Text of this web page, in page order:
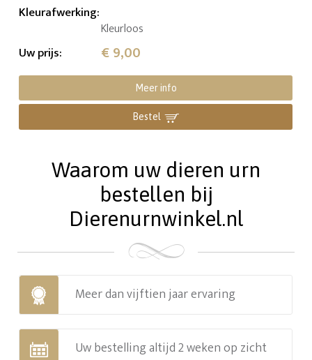
Kleurafwerking:
Kleurloos
Uw prijs: € 9,00
Meer info
Bestel
Waarom uw dieren urn
bestellen bij
Dierenurnwinkel.nl
Meer dan vijftien jaar ervaring
Uw bestelling altijd 2 weken op zicht